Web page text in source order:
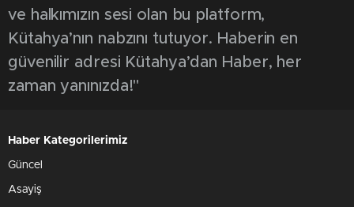
ve halkımızın sesi olan bu platform,
Kütahya’nın nabzını tutuyor. Haberin en
güvenilir adresi Kütahya’dan Haber, her
zaman yanınızda!"
Haber Kategorilerimiz
Güncel
Asayiş